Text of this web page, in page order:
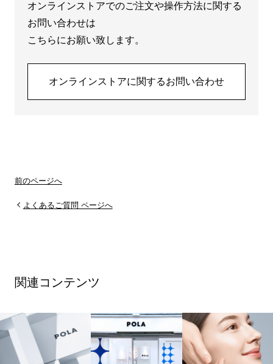
オンラインストアでのご注文や操作方法に関する
お問い合わせは
こちらにお願い致します。
オンラインストアに関するお問い合わせ
前のページへ
よくあるご質問 ページへ
関連コンテンツ